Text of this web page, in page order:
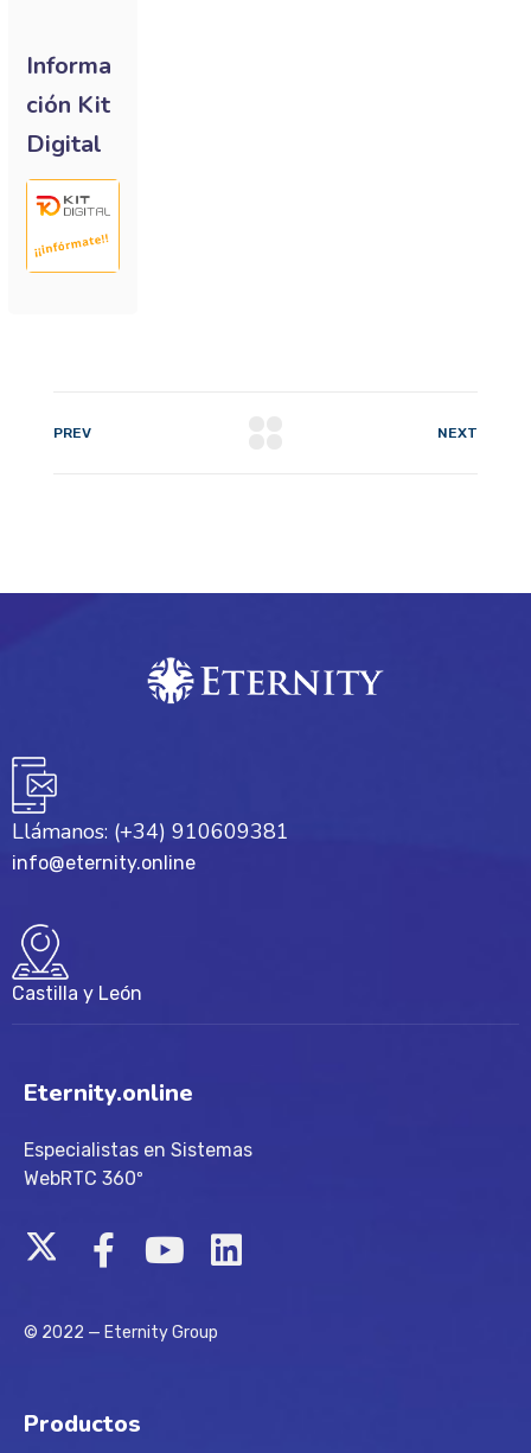
Informa
ción Kit
Digital
PREV NEXT
Llámanos: (+34) 910609381
info@eternity.online
Castilla y León
Eternity.online
Especialistas en Sistemas
WebRTC 360º
© 2022 — Eternity Group
Productos